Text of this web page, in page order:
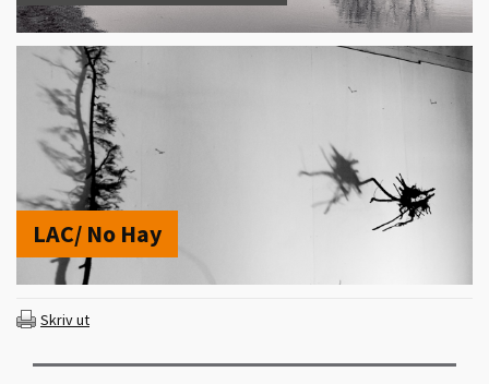
LAC/ No Hay
Skriv ut